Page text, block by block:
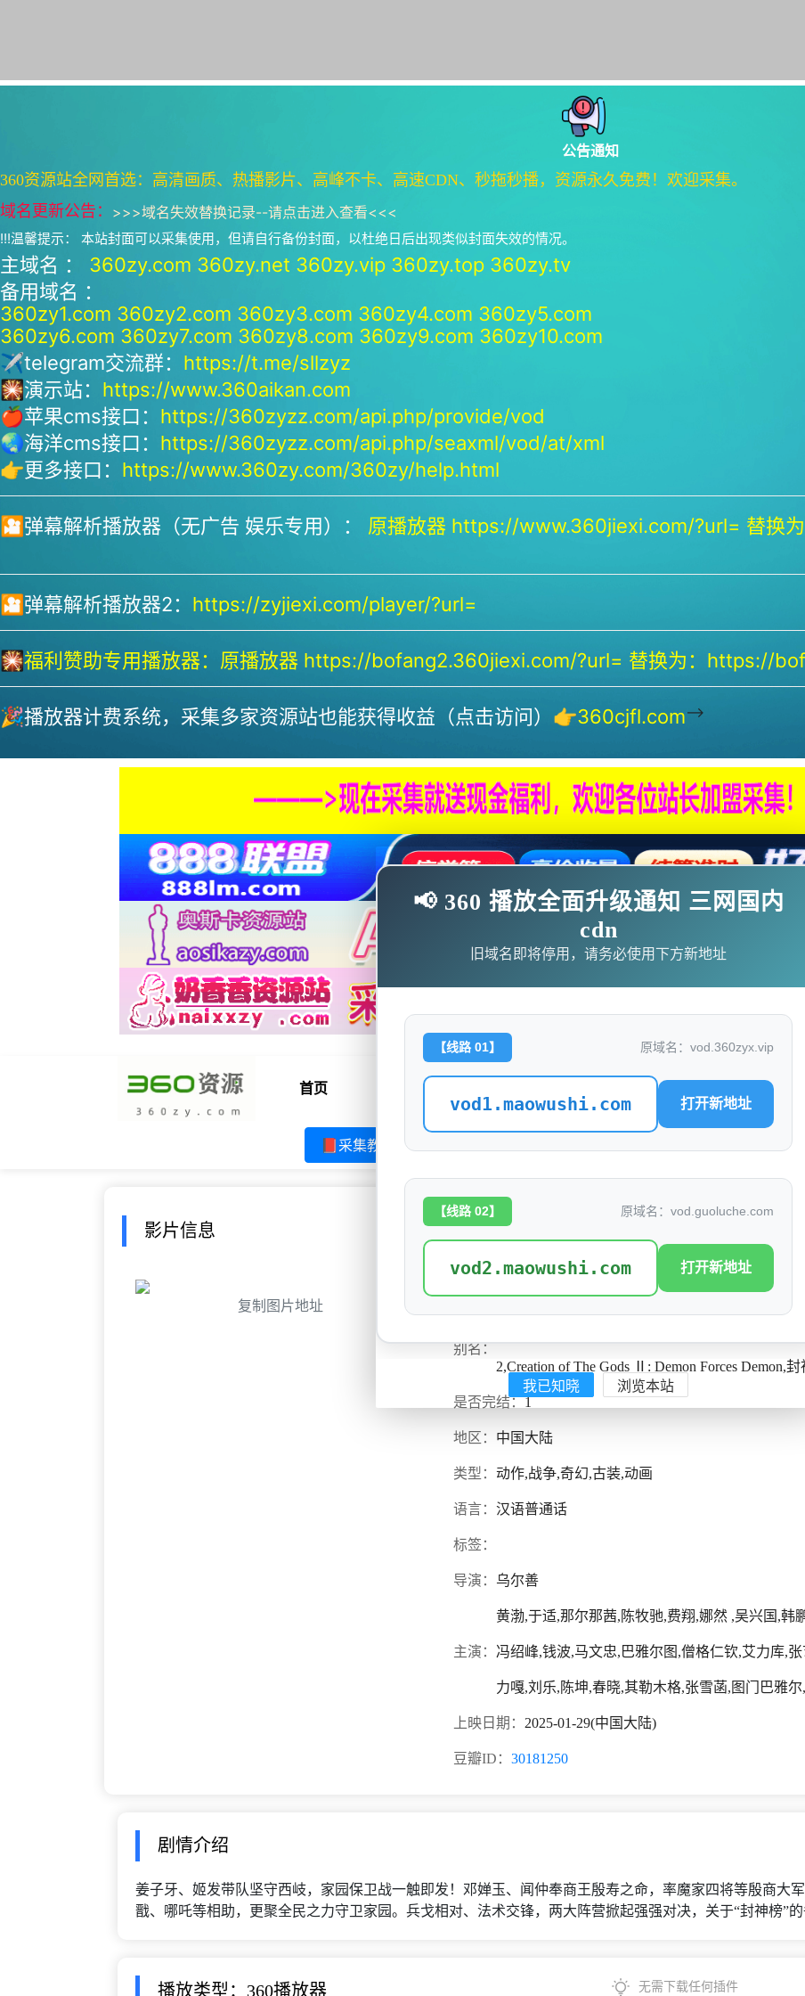
公告通知
360资源站全网首选：高清画质、热播影片、高峰不卡、高速CDN、秒拖秒播，资源永久免费！欢迎采集。
域名更新公告： >>>域名失效替换记录--请点击进入查看<<<
!!!温馨提示： 本站封面可以采集使用，但请自行备份封面，以杜绝日后出现类似封面失效的情况。
主域名 ： 360zy.com 360zy.net 360zy.vip 360zy.top 360zy.tv
备用域名 ：
360zy1.com 360zy2.com 360zy3.com 360zy4.com 360zy5.com
360zy6.com 360zy7.com 360zy8.com 360zy9.com 360zy10.com
✈telegram交流群： https://t.me/sllzyz
🎇演示站： https://www.360aikan.com
🍎苹果cms接口： https://360zyzz.com/api.php/provide/vod
🌏海洋cms接口： https://360zyzz.com/api.php/seaxml/vod/at/xml
👉更多接口： https://www.360zy.com/360zy/help.html
🎦弹幕解析播放器（无广告 娱乐专用）： 原播放器 https://www.360jiexi.com/?url= 替换
🎦弹幕解析播放器2： https://zyjiexi.com/player/?url=
🎇福利赞助专用播放器： 原播放器 https://bofang2.360jiexi.com/?url= 替换为：https://
🎉播放器计费系统，采集多家资源站也能获得收益（点击访问）👉360cjfl.com-->
首页 动漫
📕采集教程
影片信息
复制图片地址
封神第二部：战火西岐 评分: 6.3
别名：
封神第二部,封神三部曲之魔道争锋,封神三部曲2,
2,Creation of The Gods Ⅱ: Demon Forces Demon,
是否完结：1
地区： 中国大陆
类型： 动作,战争,奇幻,古装,动画
语言： 汉语普通话
标签：
导演： 乌尔善
主演：
黄渤,于适,那尔那茜,陈牧驰,费翔,娜然 ,吴兴国,韩
冯绍峰,钱波,马文忠,巴雅尔图,僧格仁钦,艾力库,
力嘎,刘乐,陈坤,春晓,其勒木格,张雪菡,图门巴雅
上映日期： 2025-01-29(中国大陆)
豆瓣ID： 30181250
剧情介绍
姜子牙、姬发带队坚守西岐，家园保卫战一触即发！邓婵玉、闻仲奉商王殷寿之命，率魔家四将等殷商大
戬、哪吒等相助，更聚全民之力守卫家园。兵戈相对、法术交锋，两大阵营掀起强强对决，关于“封神榜”
播放类型：360播放器 无需下载任何插件
📢 360 播放全面升级通知 三网国内
cdn
旧域名即将停用，请务必使用下方新地址
【线路 01】 原域名：vod.360zyx.vip
vod1.maowushi.com 打开新地址
【线路 02】 原域名：vod.guoluche.com
vod2.maowushi.com 打开新地址
我已知晓 浏览本站